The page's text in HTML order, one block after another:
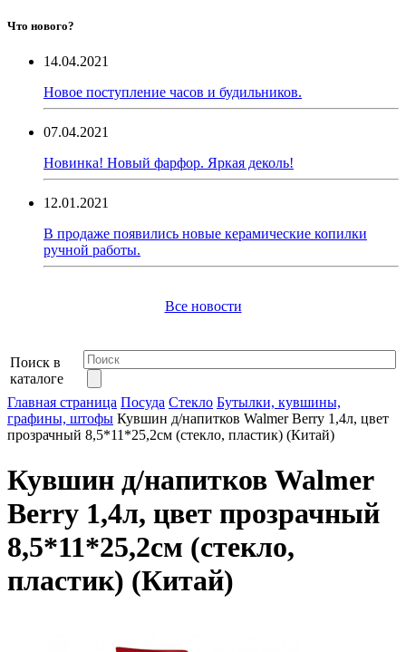
Что нового?
14.04.2021
Новое поступление часов и будильников.
07.04.2021
Новинка! Новый фарфор. Яркая деколь!
12.01.2021
В продаже появились новые керамические копилки
ручной работы.
Все новости
Поиск в
каталоге
Главная страница Посуда Стекло Бутылки, кувшины,
графины, штофы Кувшин д/напитков Walmer Berry 1,4л, цвет
прозрачный 8,5*11*25,2см (стекло, пластик) (Китай)
Кувшин д/напитков Walmer
Berry 1,4л, цвет прозрачный
8,5*11*25,2см (стекло,
пластик) (Китай)